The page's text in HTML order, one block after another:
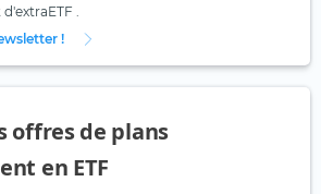
.
!
offres de plans
en ETF